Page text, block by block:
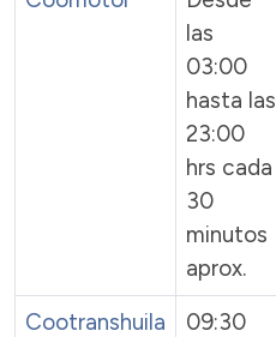
las
03:00
hasta las
23:00
hrs cada
30
minutos
aprox.
Cootranshuila
09:30